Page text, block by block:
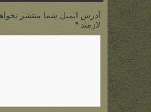
آدرس ایمیل شما منتشر
لازمند *